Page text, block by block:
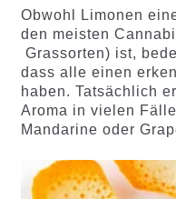
Obwohl Limonen
den meisten
Grassorten) ist,
dass alle einen
haben. Tatsächlich
Aroma in vielen
Mandarine oder